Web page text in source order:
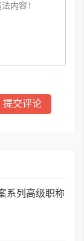
系列高级职称